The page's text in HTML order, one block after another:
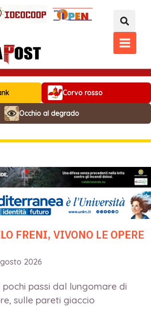
MAIN
MENU
Corvo rosso
Occhio al degrado
FRENI, VIVONO LE OPERE
2026
pochi passi dal lungomare di
sulle pareti giaccio